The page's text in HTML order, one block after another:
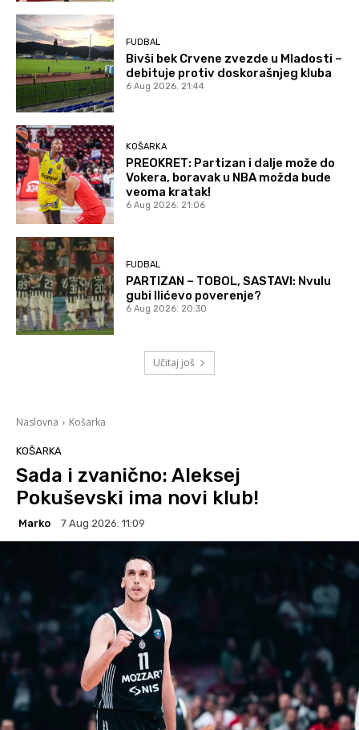
FUDBAL
Bivši bek Crvene zvezde u Mladosti –
debituje protiv doskorašnjeg kluba
6 Aug 2026. 21:44
KOŠARKA
PREOKRET: Partizan i dalje može do
Vokera, boravak u NBA možda bude
veoma kratak!
6 Aug 2026. 21:06
FUDBAL
PARTIZAN – TOBOL, SASTAVI: Nvulu
gubi Ilićevo poverenje?
6 Aug 2026. 20:30
Učitaj još